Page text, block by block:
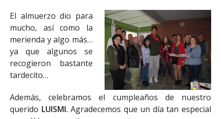
El almuerzo dio para
mucho, así como la
merienda y algo más…
ya que algunos se
recogieron bastante
tardecito…
Además, celebramos el cumpleaños de nuestro
querido LUISMI. Agradecemos que un día tan especial